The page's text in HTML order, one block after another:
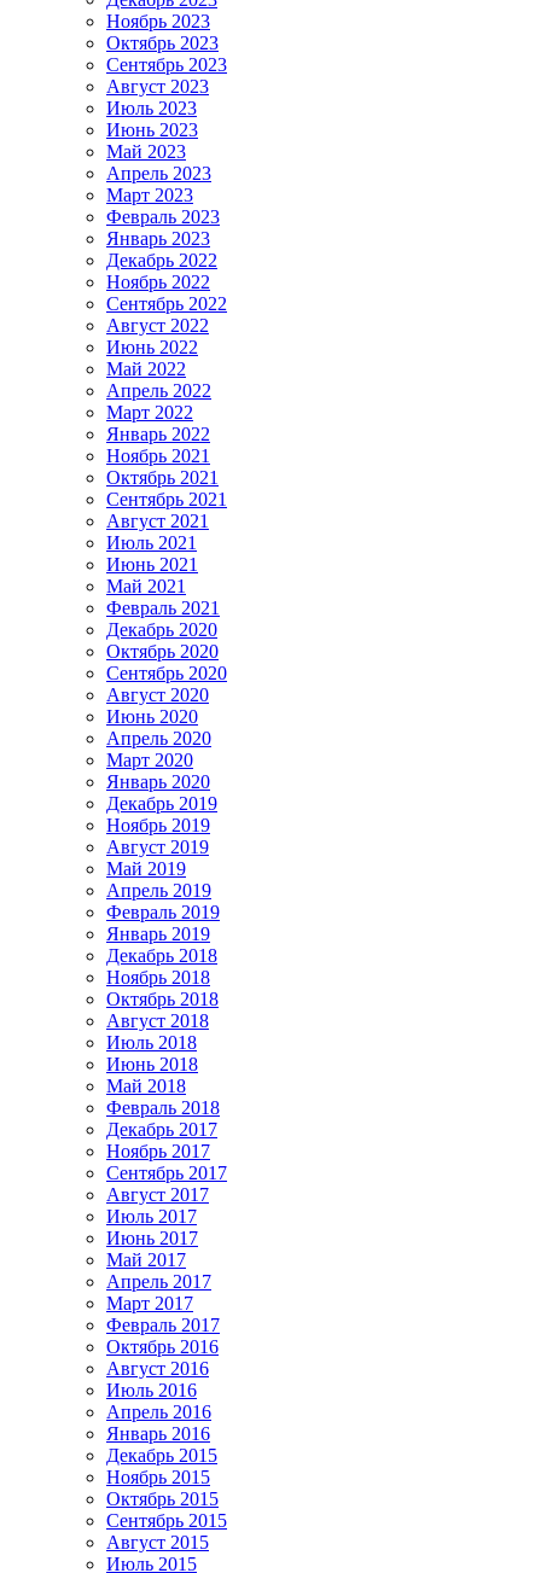
Ноябрь 2023
Октябрь 2023
Сентябрь 2023
Август 2023
Июль 2023
Июнь 2023
Май 2023
Апрель 2023
Март 2023
Февраль 2023
Январь 2023
Декабрь 2022
Ноябрь 2022
Сентябрь 2022
Август 2022
Июнь 2022
Май 2022
Апрель 2022
Март 2022
Январь 2022
Ноябрь 2021
Октябрь 2021
Сентябрь 2021
Август 2021
Июль 2021
Июнь 2021
Май 2021
Февраль 2021
Декабрь 2020
Октябрь 2020
Сентябрь 2020
Август 2020
Июнь 2020
Апрель 2020
Март 2020
Январь 2020
Декабрь 2019
Ноябрь 2019
Август 2019
Май 2019
Апрель 2019
Февраль 2019
Январь 2019
Декабрь 2018
Ноябрь 2018
Октябрь 2018
Август 2018
Июль 2018
Июнь 2018
Май 2018
Февраль 2018
Декабрь 2017
Ноябрь 2017
Сентябрь 2017
Август 2017
Июль 2017
Июнь 2017
Май 2017
Апрель 2017
Март 2017
Февраль 2017
Октябрь 2016
Август 2016
Июль 2016
Апрель 2016
Январь 2016
Декабрь 2015
Ноябрь 2015
Октябрь 2015
Сентябрь 2015
Август 2015
Июль 2015